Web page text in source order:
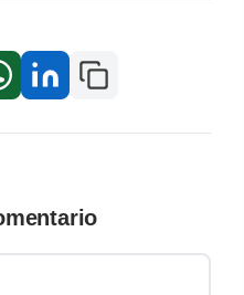
LinkedInCopiar enlace